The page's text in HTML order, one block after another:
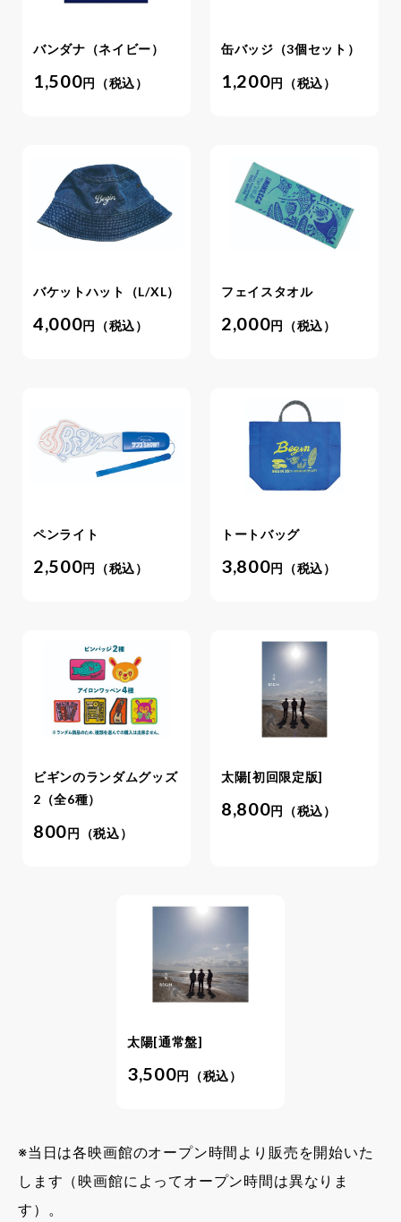
バンダナ（ネイビー）
1,500円（税込）
缶バッジ（3個セット）
1,200円（税込）
バケットハット（L/XL）
4,000円（税込）
フェイスタオル
2,000円（税込）
ペンライト
2,500円（税込）
トートバッグ
3,800円（税込）
ビギンのランダムグッズ
2（全6種）
800円（税込）
太陽[初回限定版]
8,800円（税込）
太陽[通常盤]
3,500円（税込）
※当日は各映画館のオープン時間より販売を開始いた
します（映画館によってオープン時間は異なりま
す）。